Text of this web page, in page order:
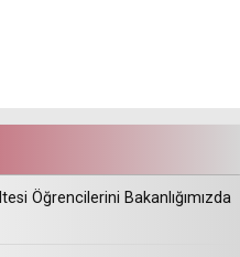
Öğrencilerini Bakanlığımızda